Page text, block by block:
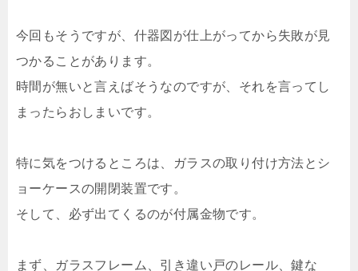
今回もそうですが、什器図が仕上がってから失敗が見
つかることがあります。
時間が無いと言えばそうなのですが、それを言ってし
まったらおしまいです。
特に気をつけるところは、ガラスの取り付け方法とシ
ョーケースの開閉装置です。
そして、必ず出てくるのが付属金物です。
まず、ガラスフレーム、引き違い戸のレール、鍵な